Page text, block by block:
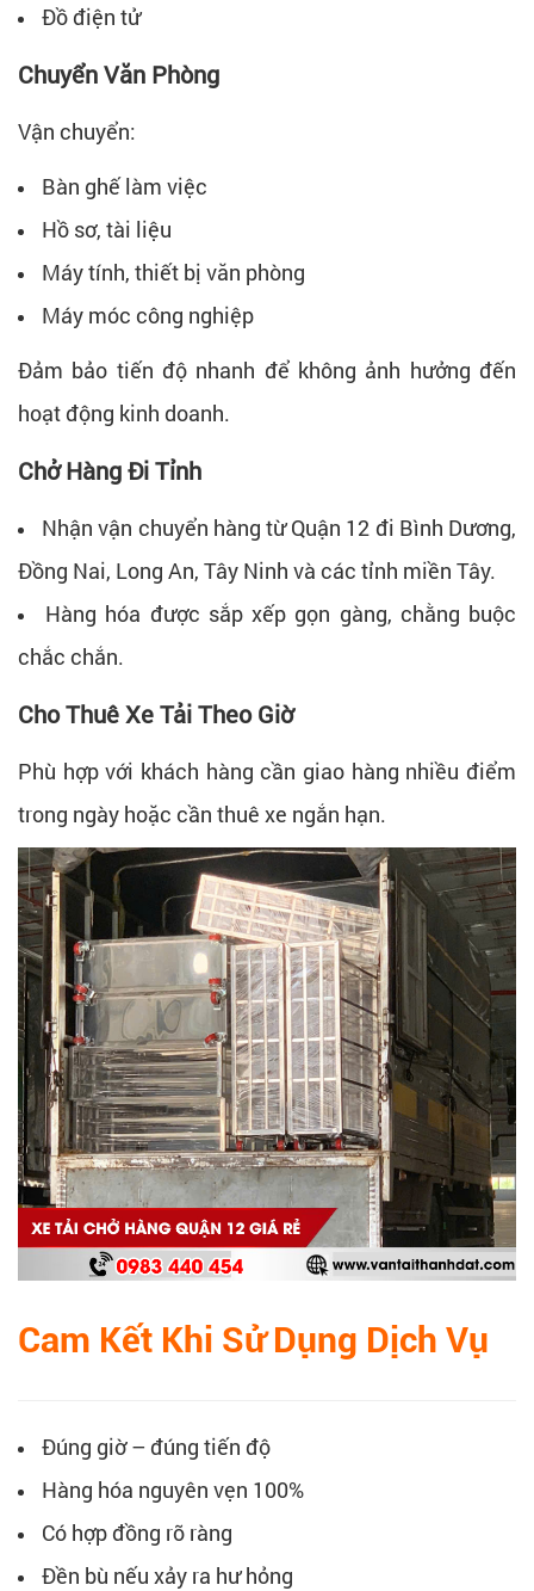
Đồ điện tử
Chuyển Văn Phòng
Vận chuyển:
Bàn ghế làm việc
Hồ sơ, tài liệu
Máy tính, thiết bị văn phòng
Máy móc công nghiệp
Đảm bảo tiến độ nhanh để không ảnh hưởng đến
hoạt động kinh doanh.
Chở Hàng Đi Tỉnh
Nhận vận chuyển hàng từ Quận 12 đi Bình Dương,
Đồng Nai, Long An, Tây Ninh và các tỉnh miền Tây.
Hàng hóa được sắp xếp gọn gàng, chằng buộc
chắc chắn.
Cho Thuê Xe Tải Theo Giờ
Phù hợp với khách hàng cần giao hàng nhiều điểm
trong ngày hoặc cần thuê xe ngắn hạn.
Cam Kết Khi Sử Dụng Dịch Vụ
Đúng giờ – đúng tiến độ
Hàng hóa nguyên vẹn 100%
Có hợp đồng rõ ràng
Đền bù nếu xảy ra hư hỏng